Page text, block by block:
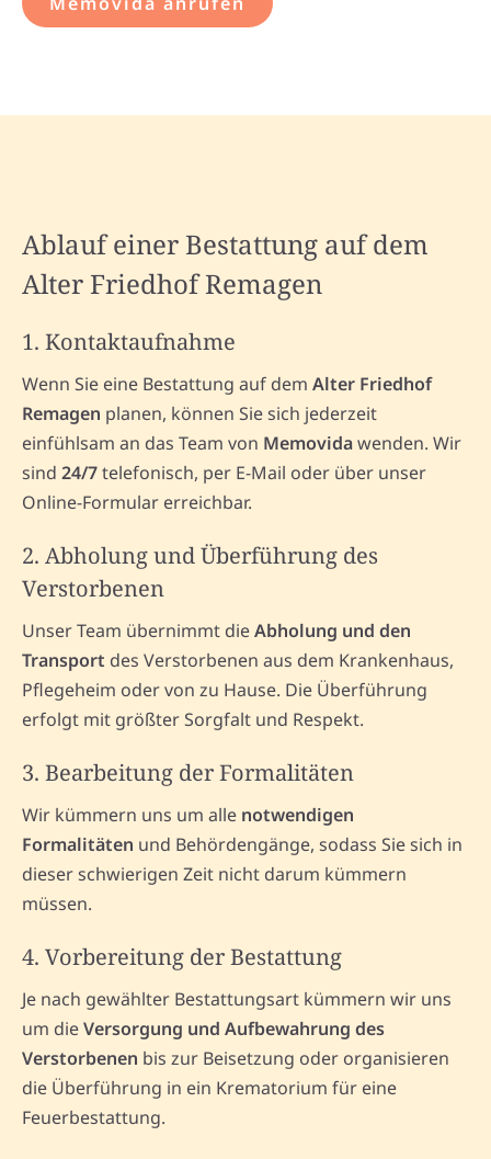
Ablauf einer Bestattung auf dem
Alter Friedhof Remagen
1. Kontaktaufnahme
Wenn Sie eine Bestattung auf dem Alter Friedhof
Remagen planen, können Sie sich jederzeit
einfühlsam an das Team von Memovidawenden. Wir
sind 24/7telefonisch, per E-Mail oder über unser
Online-Formular erreichbar.
2. Abholung und Überführung des
Verstorbenen
Unser Team übernimmt dieAbholung und den
Transport des Verstorbenen aus dem Krankenhaus,
Pflegeheim oder von zu Hause. Die Überführung
erfolgt mit größter Sorgfalt und Respekt.
3. Bearbeitung der Formalitäten
Wir kümmern uns um alle notwendigen
Formalitäten und Behördengänge, sodass Sie sich in
dieser schwierigen Zeit nicht darum kümmern
müssen.
4. Vorbereitung der Bestattung
Je nach gewählter Bestattungsart kümmern wir uns
um dieVersorgung und Aufbewahrung des
Verstorbenen bis zur Beisetzung oder organisieren
die Überführung in ein Krematorium für eine
Feuerbestattung.